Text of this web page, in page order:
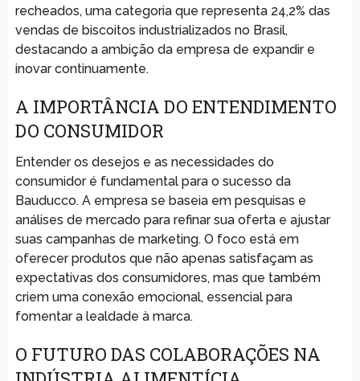
recheados, uma categoria que representa 24,2% das
vendas de biscoitos industrializados no Brasil,
destacando a ambição da empresa de expandir e
inovar continuamente.
A IMPORTÂNCIA DO ENTENDIMENTO
DO CONSUMIDOR
Entender os desejos e as necessidades do
consumidor é fundamental para o sucesso da
Bauducco. A empresa se baseia em pesquisas e
análises de mercado para refinar sua oferta e ajustar
suas campanhas de marketing. O foco está em
oferecer produtos que não apenas satisfaçam as
expectativas dos consumidores, mas que também
criem uma conexão emocional, essencial para
fomentar a lealdade à marca.
O FUTURO DAS COLABORAÇÕES NA